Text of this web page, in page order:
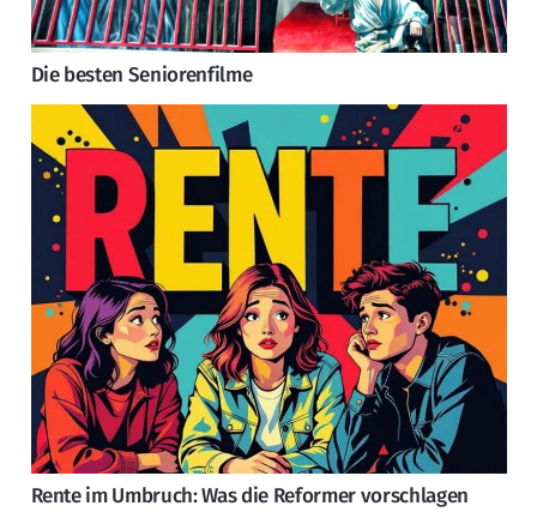
Die besten Seniorenfilme
Rente im Umbruch: Was die Reformer vorschlagen